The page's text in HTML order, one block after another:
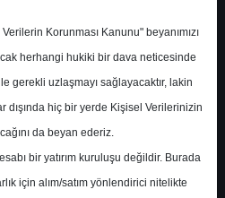
Korunması Kanunu" beyanımızı
herhangi hukiki bir dava neticesinde
gerekli uzlaşmayı sağlayacaktır, lakin
dışında hiç bir yerde Kişisel Verilerinizin
da beyan ederiz.
bir yatırım kuruluşu değildir. Burada
için alım/satım yönlendirici nitelikte